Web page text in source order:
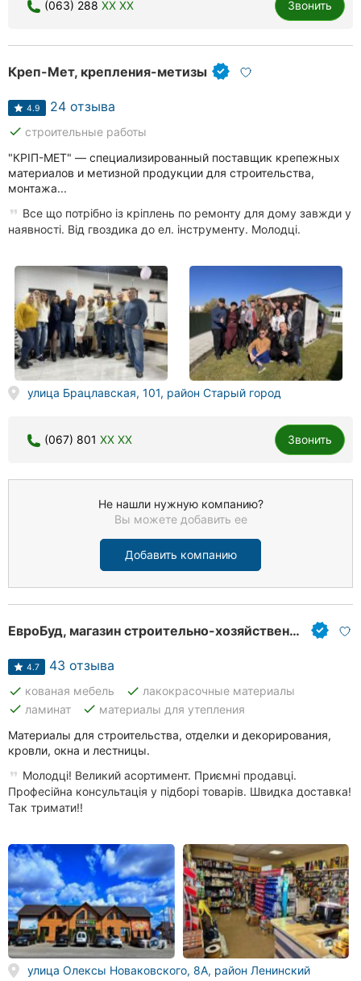
(063) 288 XX XX Звонить
Креп-Мет, крепления-метизы
4.9 24 отзыва
done строительные работы
"КРІП-МЕТ" — специализированный поставщик крепежных
материалов и метизной продукции для строительства,
монтажа...
Все що потрібно із кріплень по ремонту для дому завжди у
наявності. Від гвоздика до ел. інструменту. Молодці.
улица Брацлавская, 101, район Старый город
(067) 801 XX XX Звонить
Не нашли нужную компанию?
Вы можете добавить ее
Добавить компанию
ЕвроБуд, магазин строительно-хозяйственных товаров
4.7 43 отзыва
done кованая мебель done лакокрасочные материалы
done ламинат done материалы для утепления
Материалы для строительства, отделки и декорирования,
кровли, окна и лестницы.
Молодці! Великий асортимент. Приємні продавці.
Професійна консультація у підборі товарів. Швидка доставка!
Так тримати!!
улица Олексы Новаковского, 8А, район Ленинский